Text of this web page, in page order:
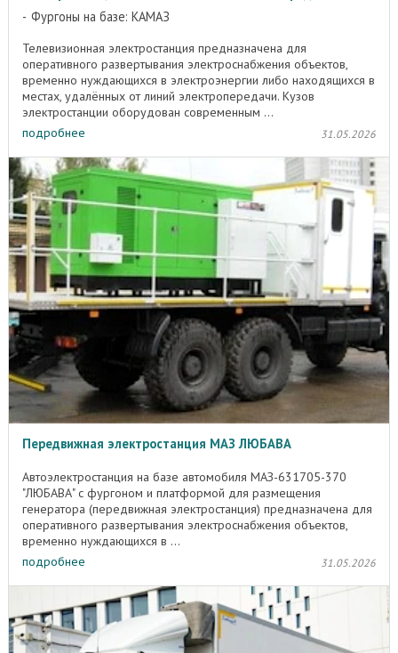
Фургоны на базе: КАМАЗ
Телевизионная электростанция предназначена для
оперативного развертывания электроснабжения объектов,
временно нуждающихся в электроэнергии либо находящихся в
местах, удалённых от линий электропередачи. Кузов
электростанции оборудован современным ...
подробнее
31.05.2026
Передвижная электростанция МАЗ ЛЮБАВА
Автоэлектростанция на базе автомобиля МАЗ-631705-370
"ЛЮБАВА" с фургоном и платформой для размещения
генератора (передвижная электростанция) предназначена для
оперативного развертывания электроснабжения объектов,
временно нуждающихся в ...
подробнее
31.05.2026